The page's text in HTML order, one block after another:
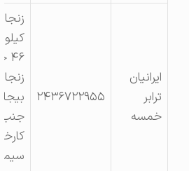
ایرانیان
خمسه
۲۴۳۶۷۲۲۹۵۵
زنجان
کیلومتر
۴۶ جاده
زنجان به
بیجار
جنب
کارخانه
سیمان